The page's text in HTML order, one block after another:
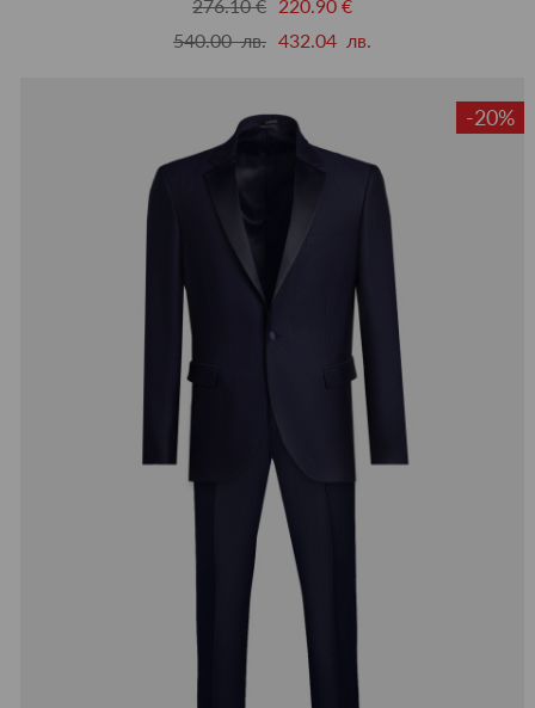
276.10 € 220.90 €
540.00 лв. 432.04 лв.
-20%